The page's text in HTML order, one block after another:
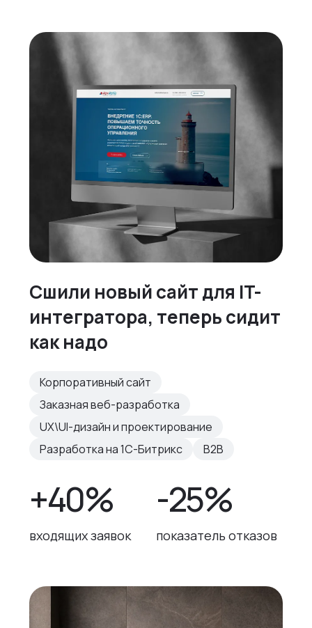
Сшили новый сайт для IT-
интегратора, теперь сидит
как надо
Корпоративный сайт
Заказная веб-разработка
UX\UI-дизайн и проектирование
Разработка на 1С-Битрикс
B2B
+40%
входящих заявок
-25%
показатель отказов